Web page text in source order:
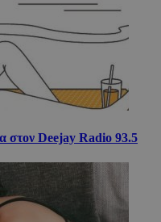
στον Deejay Radio 93.5